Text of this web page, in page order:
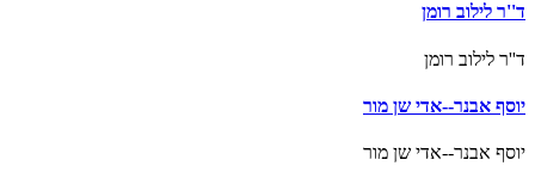
לילוב רומן
לילוב רומן
אבנר--אדי שן מור
אבנר--אדי שן מור